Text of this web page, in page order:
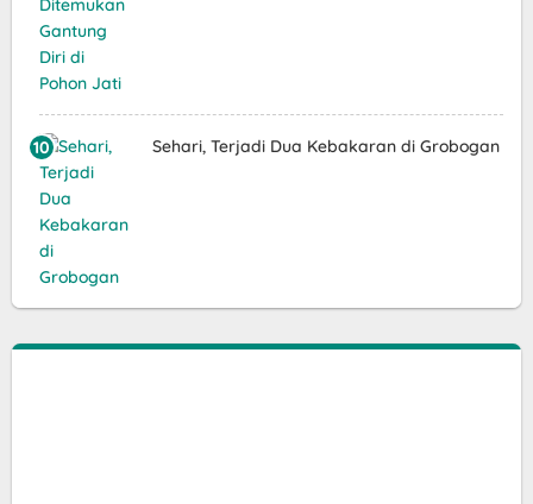
Sehari, Terjadi Dua Kebakaran di Grobogan